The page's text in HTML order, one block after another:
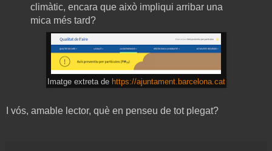
climàtic, encara que això impliqui arribar una
mica més tard?
Imatge extreta de https://ajuntament.barcelona.cat
I vós, amable lector, què en penseu de tot plegat?